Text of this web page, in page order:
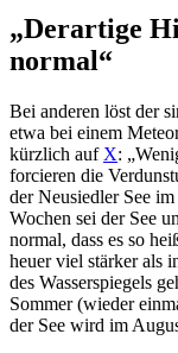
„Derartige
normal“
Bei anderen löst der
etwa bei einem
kürzlich auf X:
forcieren die
der Neusiedler See
Wochen sei der See
normal, dass es so
heuer viel stärker als
des Wasserspiegels
Sommer (wieder
der See wird im